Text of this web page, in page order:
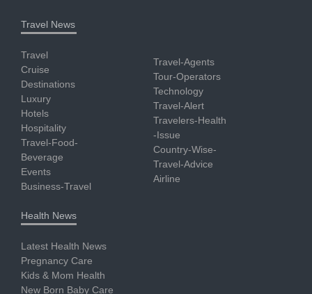
Travel News
Travel
Cruise
Destinations
Luxury
Hotels
Hospitality
Travel-Food-
Beverage
Events
Business-Travel
Travel-Agents
Tour-Operators
Technology
Travel-Alert
Travelers-Health
-Issue
Country-Wise-
Travel-Advice
Airline
Health News
Latest Health News
Pregnancy Care
Kids & Mom Health
New Born Baby Care